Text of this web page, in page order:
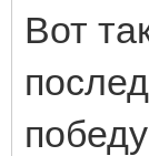
Вот
победу